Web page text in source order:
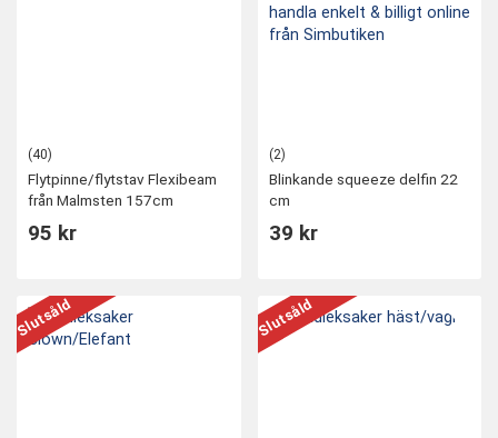
(40)
Flytpinne/flytstav Flexibeam
från Malmsten 157cm
95 kr
(2)
Blinkande squeeze delfin 22
cm
39 kr
Slutsåld Slutsåld